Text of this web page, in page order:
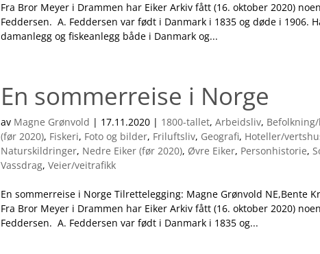
Fra Bror Meyer i Drammen har Eiker Arkiv fått (16. oktober 2020)
Feddersen. A. Feddersen var født i Danmark i 1835 og døde i 1906.
damanlegg og fiskeanlegg både i Danmark og...
En sommerreise i Norge
av Magne Grønvold | 17.11.2020 | 1800-tallet,Arbeidsliv,
(før 2020), Fiskeri, Foto og bilder, Friluftsliv, Geografi, Hoteller/
Naturskildringer, Nedre Eiker (før 2020), Øvre Eiker, Personhistorie,
Vassdrag,Veier/veitrafikk
En sommerreise i Norge Tilrettelegging: Magne Grønvold NE,Bente
Fra Bror Meyer i Drammen har Eiker Arkiv fått (16. oktober 2020)
Feddersen. A. Feddersen var født i Danmark i 1835 og...